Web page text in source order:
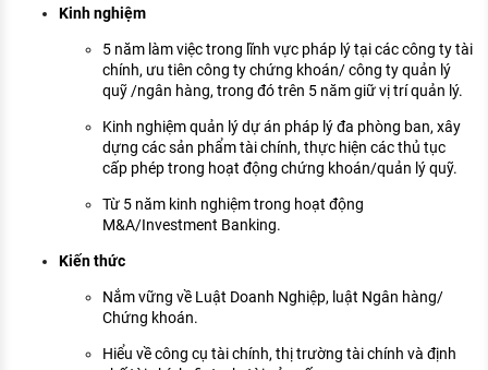
Kinh nghiệm
5 năm làm việc trong lĩnh vực pháp lý tại các công ty tài
chính, ưu tiên công ty chứng khoán/ công ty quản lý
quỹ /ngân hàng, trong đó trên 5 năm giữ vị trí quản lý.
Kinh nghiệm quản lý dự án pháp lý đa phòng ban, xây
dựng các sản phẩm tài chính, thực hiện các thủ tục
cấp phép trong hoạt động chứng khoán/quản lý quỹ.
Từ 5 năm kinh nghiệm trong hoạt động
M&A/Investment Banking.
Kiến thức
Nắm vững về Luật Doanh Nghiệp, luật Ngân hàng/
Chứng khoán.
Hiểu về công cụ tài chính, thị trường tài chính và định